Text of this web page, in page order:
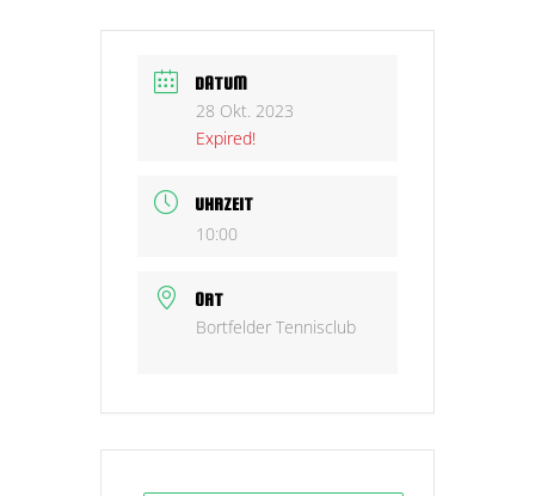
DATUM
28 Okt. 2023
Expired!
UHRZEIT
10:00
ORT
Bortfelder Tennisclub